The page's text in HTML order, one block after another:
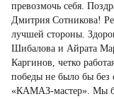
превозмочь себя.
Дмитрия Сотникова!
лучшей стороны.
Шибалова и Айрата
Каргинов, четко
победы не было бы без
«КАМАЗ-мастер». Мы